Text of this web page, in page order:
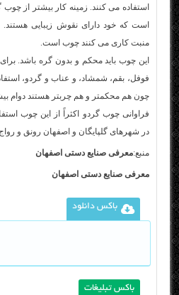
استفاده می کنند. زمينه کار بيشتر از
است که خود دارای نقوش زيبايی
منبت کاری می کنند چوب است.
اين چوب بايد محکم و بدون گره باشد.
فوفل، بقم، شمشاد، و عناب و گردو،
چون هم محکمتر و هم چربتر هستند دوام
فراوانی چوب گردو اکثراً از اين چوب
در شهرهای گلپايگان و اصفهان رونق و
منبع:معرفی صنایع دستی اصفهان
معرفی صنایع دستی اصفهان
باکس دانلود
باکس تبلیغات